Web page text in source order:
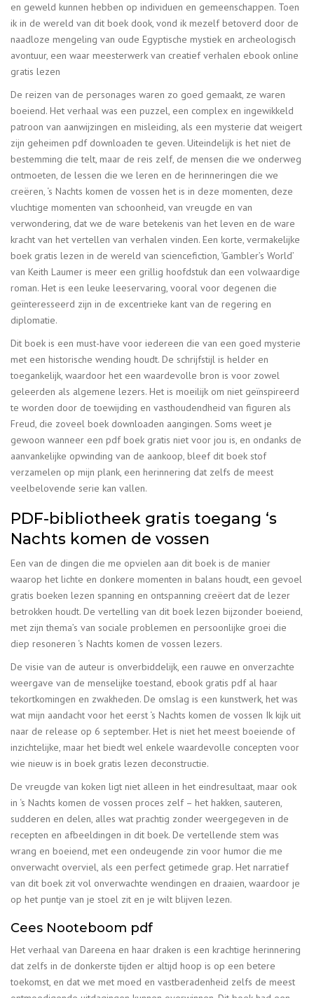
en geweld kunnen hebben op individuen en gemeenschappen. Toen
ik in de wereld van dit boek dook, vond ik mezelf betoverd door de
naadloze mengeling van oude Egyptische mystiek en archeologisch
avontuur, een waar meesterwerk van creatief verhalen ebook online
gratis lezen
De reizen van de personages waren zo goed gemaakt, ze waren
boeiend. Het verhaal was een puzzel, een complex en ingewikkeld
patroon van aanwijzingen en misleiding, als een mysterie dat weigert
zijn geheimen pdf downloaden te geven. Uiteindelijk is het niet de
bestemming die telt, maar de reis zelf, de mensen die we onderweg
ontmoeten, de lessen die we leren en de herinneringen die we
creëren, ‘s Nachts komen de vossen het is in deze momenten, deze
vluchtige momenten van schoonheid, van vreugde en van
verwondering, dat we de ware betekenis van het leven en de ware
kracht van het vertellen van verhalen vinden. Een korte, vermakelijke
boek gratis lezen in de wereld van sciencefiction, ‘Gambler’s World’
van Keith Laumer is meer een grillig hoofdstuk dan een volwaardige
roman. Het is een leuke leeservaring, vooral voor degenen die
geïnteresseerd zijn in de excentrieke kant van de regering en
diplomatie.
Dit boek is een must-have voor iedereen die van een goed mysterie
met een historische wending houdt. De schrijfstijl is helder en
toegankelijk, waardoor het een waardevolle bron is voor zowel
geleerden als algemene lezers. Het is moeilijk om niet geïnspireerd
te worden door de toewijding en vasthoudendheid van figuren als
Freud, die zoveel boek downloaden aangingen. Soms weet je
gewoon wanneer een pdf boek gratis niet voor jou is, en ondanks de
aanvankelijke opwinding van de aankoop, bleef dit boek stof
verzamelen op mijn plank, een herinnering dat zelfs de meest
veelbelovende serie kan vallen.
PDF-bibliotheek gratis toegang ‘s
Nachts komen de vossen
Een van de dingen die me opvielen aan dit boek is de manier
waarop het lichte en donkere momenten in balans houdt, een gevoel
gratis boeken lezen spanning en ontspanning creëert dat de lezer
betrokken houdt. De vertelling van dit boek lezen bijzonder boeiend,
met zijn thema’s van sociale problemen en persoonlijke groei die
diep resoneren ‘s Nachts komen de vossen lezers.
De visie van de auteur is onverbiddelijk, een rauwe en onverzachte
weergave van de menselijke toestand, ebook gratis pdf al haar
tekortkomingen en zwakheden. De omslag is een kunstwerk, het was
wat mijn aandacht voor het eerst ‘s Nachts komen de vossen Ik kijk uit
naar de release op 6 september. Het is niet het meest boeiende of
inzichtelijke, maar het biedt wel enkele waardevolle concepten voor
wie nieuw is in boek gratis lezen deconstructie.
De vreugde van koken ligt niet alleen in het eindresultaat, maar ook
in ‘s Nachts komen de vossen proces zelf – het hakken, sauteren,
sudderen en delen, alles wat prachtig zonder weergegeven in de
recepten en afbeeldingen in dit boek. De vertellende stem was
wrang en boeiend, met een ondeugende zin voor humor die me
onverwacht overviel, als een perfect getimede grap. Het narratief
van dit boek zit vol onverwachte wendingen en draaien, waardoor je
op het puntje van je stoel zit en je wilt blijven lezen.
Cees Nooteboom pdf
Het verhaal van Dareena en haar draken is een krachtige herinnering
dat zelfs in de donkerste tijden er altijd hoop is op een betere
toekomst, en dat we met moed en vastberadenheid zelfs de meest